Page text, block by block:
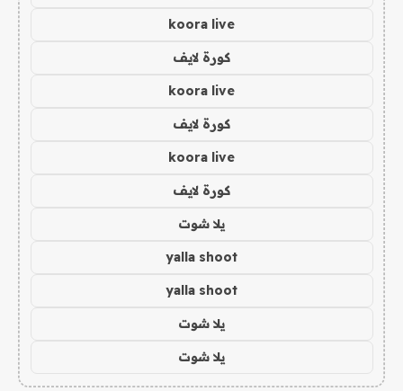
koora live
كورة لايف
koora live
كورة لايف
koora live
كورة لايف
يلا شوت
yalla shoot
yalla shoot
يلا شوت
يلا شوت